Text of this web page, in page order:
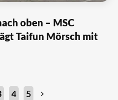
oben – MSC
Taifun Mörsch mit
4 5